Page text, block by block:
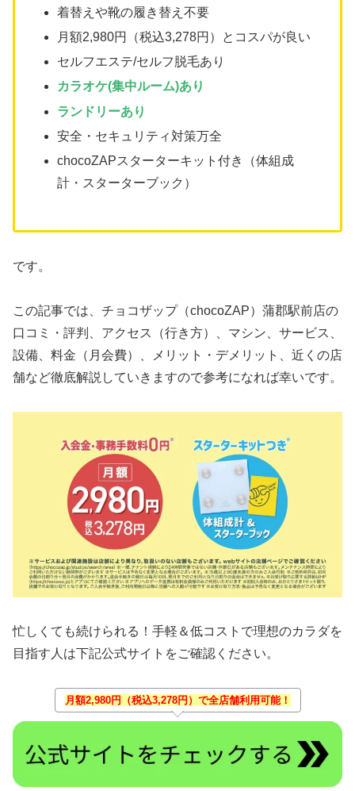
着替えや靴の履き替え不要
月額2,980円（税込3,278円）とコスパが良い
セルフエステ/セルフ脱毛あり
カラオケ(集中ルーム)あり
ランドリーあり
安全・セキュリティ対策万全
chocoZAPスターターキット付き（体組成
計・スターターブック）
です。
この記事では、チョコザップ（chocoZAP）蒲郡駅前店の
口コミ・評判、アクセス（行き方）、マシン、サービス、
設備、料金（月会費）、メリット・デメリット、近くの店
舗など徹底解説していきますので参考になれば幸いです。
忙しくても続けられる！手軽＆低コストで理想のカラダを
目指す人は下記公式サイトをご確認ください。
月額2,980円（税込3,278円）で全店舗利用可能！